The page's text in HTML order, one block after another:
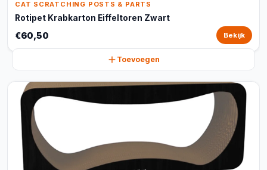
CAT SCRATCHING POSTS & PARTS
Rotipet Krabkarton Eiffeltoren Zwart
€60,50 Bekijk
Toevoegen